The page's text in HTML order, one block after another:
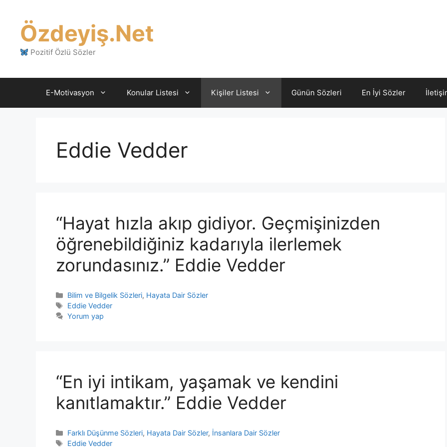
Özdeyiş.Net
Pozitif Özlü Sözler
E-Motivasyon Konular Listesi Kişiler Listesi Günün Sözleri En İyi Sözler
Eddie Vedder
“Hayat hızla akıp gidiyor. Geçmişinizden
öğrenebildiğiniz kadarıyla ilerlemek
zorundasınız.” Eddie Vedder
Kategoriler
Bilim ve Bilgelik Sözleri, Hayata Dair Sözler
Etiketler
Eddie Vedder
Yorum yap
“En iyi intikam, yaşamak ve kendini
kanıtlamaktır.” Eddie Vedder
Kategoriler
Farklı Düşünme Sözleri, Hayata Dair Sözler, İnsanlara Dair Sözler
Etiketler
Eddie Vedder